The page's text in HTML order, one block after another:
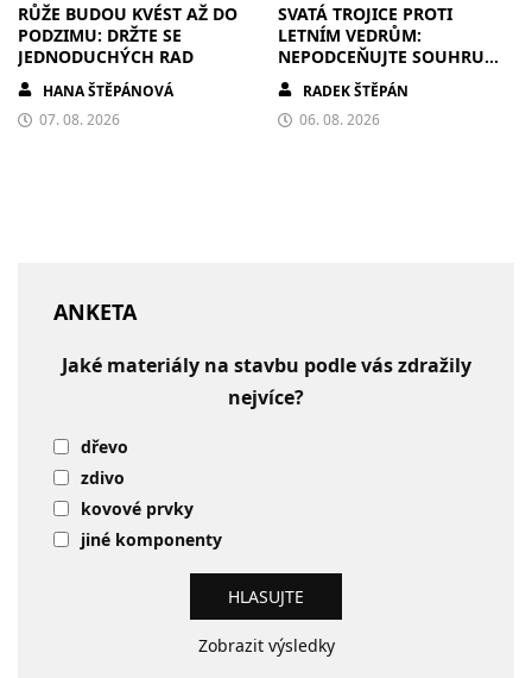
RŮŽE BUDOU KVÉST AŽ DO
PODZIMU: DRŽTE SE
JEDNODUCHÝCH RAD
HANA ŠTĚPÁNOVÁ
07. 08. 2026
SVATÁ TROJICE PROTI
LETNÍM VEDRŮM:
NEPODCEŇUJTE SOUHRU
ZDIVA A STÍNĚNÍ
RADEK ŠTĚPÁN
06. 08. 2026
ANKETA
Jaké materiály na stavbu podle vás zdražily
nejvíce?
dřevo
zdivo
kovové prvky
jiné komponenty
Zobrazit výsledky